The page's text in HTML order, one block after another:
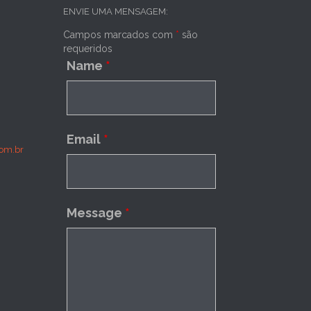
ENVIE UMA MENSAGEM:
Campos marcados com * são
requeridos
Name *
Email *
Message *